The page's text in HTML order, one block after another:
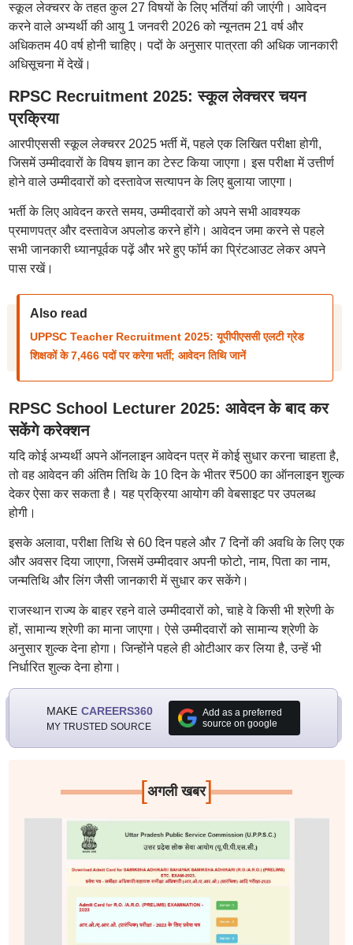
स्कूल लेक्चरर के तहत कुल 27 विषयों के लिए भर्तियां की जाएंगी। आवेदन
करने वाले अभ्यर्थी की आयु 1 जनवरी 2026 को न्यूनतम 21 वर्ष और
अधिकतम 40 वर्ष होनी चाहिए। पदों के अनुसार पात्रता की अधिक जानकारी
अधिसूचना में देखें।
RPSC Recruitment 2025: स्कूल लेक्चरर चयन
प्रक्रिया
आरपीएससी स्कूल लेक्चरर 2025 भर्ती में, पहले एक लिखित परीक्षा होगी,
जिसमें उम्मीदवारों के विषय ज्ञान का टेस्ट किया जाएगा। इस परीक्षा में उत्तीर्ण
होने वाले उम्मीदवारों को दस्तावेज सत्यापन के लिए बुलाया जाएगा।
भर्ती के लिए आवेदन करते समय, उम्मीदवारों को अपने सभी आवश्यक
प्रमाणपत्र और दस्तावेज अपलोड करने होंगे। आवेदन जमा करने से पहले
सभी जानकारी ध्यानपूर्वक पढ़ें और भरे हुए फॉर्म का प्रिंटआउट लेकर अपने
पास रखें।
Also read
UPPSC Teacher Recruitment 2025: यूपीपीएससी एलटी ग्रेड
शिक्षकों के 7,466 पदों पर करेगा भर्ती; आवेदन तिथि जानें
RPSC School Lecturer 2025: आवेदन के बाद कर
सकेंगे करेक्शन
यदि कोई अभ्यर्थी अपने ऑनलाइन आवेदन पत्र में कोई सुधार करना चाहता है,
तो वह आवेदन की अंतिम तिथि के 10 दिन के भीतर ₹500 का ऑनलाइन शुल्क
देकर ऐसा कर सकता है। यह प्रक्रिया आयोग की वेबसाइट पर उपलब्ध
होगी।
इसके अलावा, परीक्षा तिथि से 60 दिन पहले और 7 दिनों की अवधि के लिए एक
और अवसर दिया जाएगा, जिसमें उम्मीदवार अपनी फोटो, नाम, पिता का नाम,
जन्मतिथि और लिंग जैसी जानकारी में सुधार कर सकेंगे।
राजस्थान राज्य के बाहर रहने वाले उम्मीदवारों को, चाहे वे किसी भी श्रेणी के
हों, सामान्य श्रेणी का माना जाएगा। ऐसे उम्मीदवारों को सामान्य श्रेणी के
अनुसार शुल्क देना होगा। जिन्होंने पहले ही ओटीआर कर लिया है, उन्हें भी
निर्धारित शुल्क देना होगा।
MAKE CAREERS360
MY TRUSTED SOURCE
Add as a preferred
source on google
[अगली खबर]